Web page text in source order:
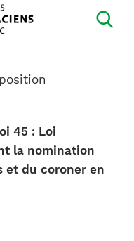
45 : Loi
la nomination
et du coroner en